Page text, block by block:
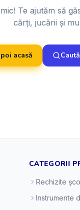
Te ajutăm să
cărți, jucării și
acasă
CATEGORII
Rechizite
Instrumente